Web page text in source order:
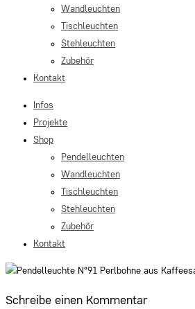
Wandleuchten
Tischleuchten
Stehleuchten
Zubehör
Kontakt
Infos
Projekte
Shop
Pendelleuchten
Wandleuchten
Tischleuchten
Stehleuchten
Zubehör
Kontakt
Schreibe einen Kommentar